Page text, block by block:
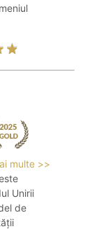
multe >>
Unirii
de